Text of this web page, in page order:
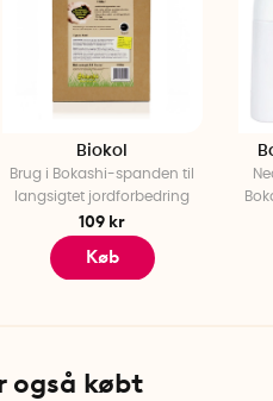
Biokol
Brug i Bokashi-spanden til
langsigtet jordforbedring
109 kr
Køb
også købt